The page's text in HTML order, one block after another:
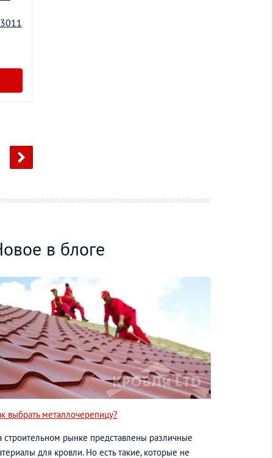
в блоге
выбрать металлочерепицу?
строительном рынке представлены различные
для кровли. Но есть такие, которые не